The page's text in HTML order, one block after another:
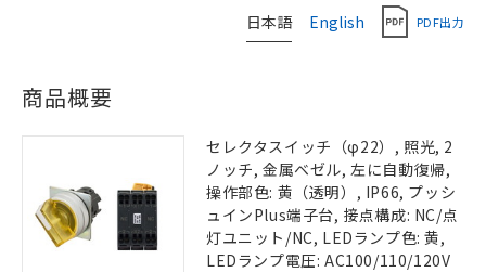
日本語 English PDF出力
商品概要
セレクタスイッチ（φ22）, 照光, 2
ノッチ, 金属ベゼル, 左に自動復帰,
操作部色: 黄（透明）, IP66, プッシ
ュインPlus端子台, 接点構成: NC/点
灯ユニット/NC, LEDランプ色: 黄,
LEDランプ電圧: AC100/110/120V